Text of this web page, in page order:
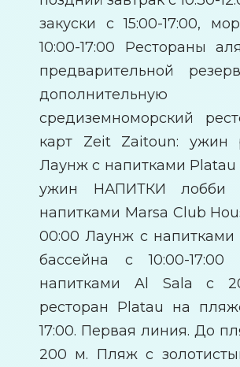
закуски с 15:00-17:00,
10:00-17:00 Рестораны
предварительной
дополнительную
средиземноморский
карт Zeit Zаitoun: ужин
Лаунж с напитками Platau
ужин НАПИТКИ лобби
напитками Marsa Club
00:00 Лаунж с напитками
бассейна с 10:00-
напитками Al Sala с
ресторан Platau на
17:00. Первая линия. До
200 м. Пляж с